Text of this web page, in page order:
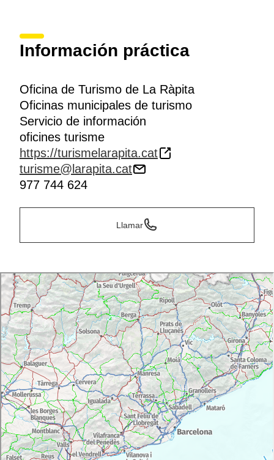
Información práctica
Oficina de Turismo de La Ràpita
Oficinas municipales de turismo
Servicio de información
oficines turisme
https://turismelarapita.cat
turisme@larapita.cat
977 744 624
Llamar